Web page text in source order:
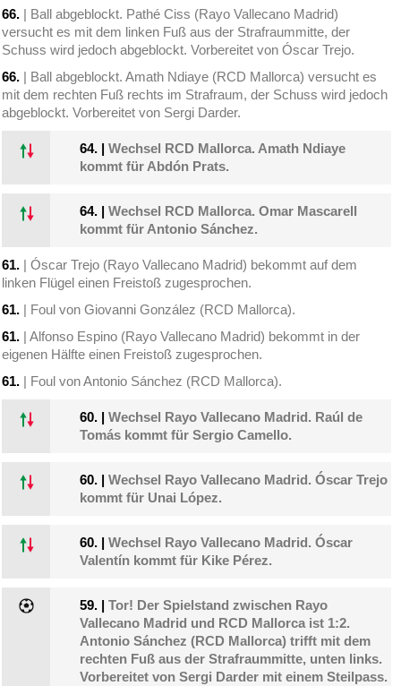
66. | Ball abgeblockt. Pathé Ciss (Rayo Vallecano Madrid)
versucht es mit dem linken Fuß aus der Strafraummitte, der
Schuss wird jedoch abgeblockt. Vorbereitet von Óscar Trejo.
66. | Ball abgeblockt. Amath Ndiaye (RCD Mallorca) versucht es
mit dem rechten Fuß rechts im Strafraum, der Schuss wird jedoch
abgeblockt. Vorbereitet von Sergi Darder.
64. |Wechsel RCD Mallorca. Amath Ndiaye
kommt für Abdón Prats.
64. |Wechsel RCD Mallorca. Omar Mascarell
kommt für Antonio Sánchez.
61. | Óscar Trejo (Rayo Vallecano Madrid) bekommt auf dem
linken Flügel einen Freistoß zugesprochen.
61. | Foul von Giovanni González (RCD Mallorca).
61. | Alfonso Espino (Rayo Vallecano Madrid) bekommt in der
eigenen Hälfte einen Freistoß zugesprochen.
61. | Foul von Antonio Sánchez (RCD Mallorca).
60. |Wechsel Rayo Vallecano Madrid. Raúl de
Tomás kommt für Sergio Camello.
60. |Wechsel Rayo Vallecano Madrid. Óscar Trejo
kommt für Unai López.
60. |Wechsel Rayo Vallecano Madrid. Óscar
Valentín kommt für Kike Pérez.
59. |Tor! Der Spielstand zwischen Rayo
Vallecano Madrid und RCD Mallorca ist 1:2.
Antonio Sánchez (RCD Mallorca) trifft mit dem
rechten Fuß aus der Strafraummitte, unten links.
Vorbereitet von Sergi Darder mit einem Steilpass.